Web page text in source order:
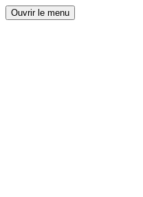
Ouvrir le menu